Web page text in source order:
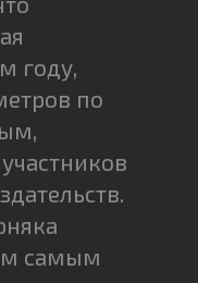
году,
по
самым